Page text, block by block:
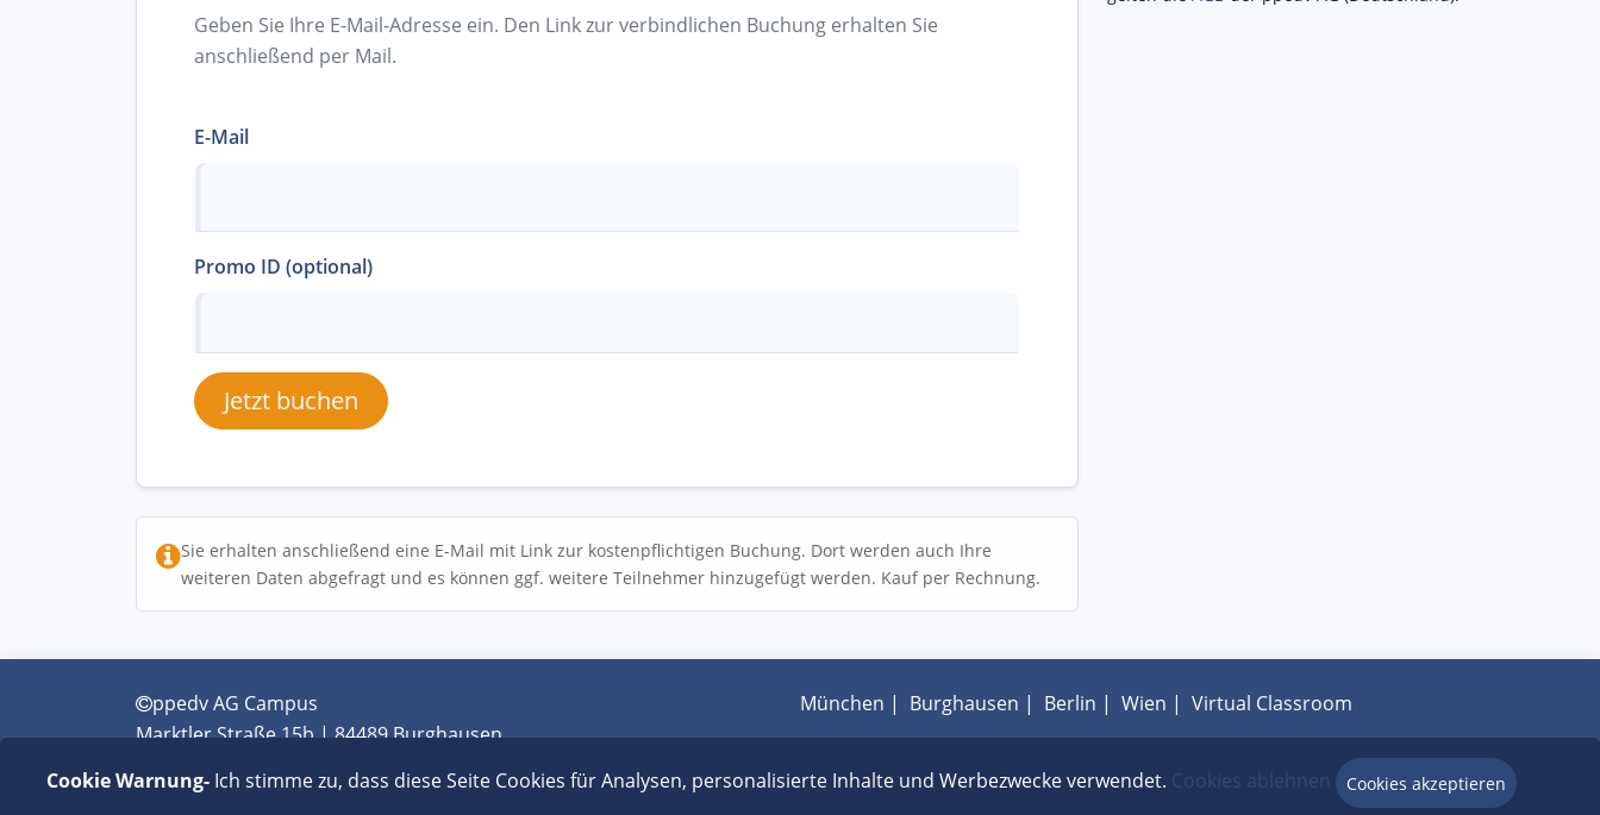
Geben Sie Ihre E-Mail-Adresse ein. Den Link zur verbindlichen Buchung erhalten Sie
anschließend per Mail.
E-Mail
Promo ID (optional)
Jetzt buchen
Sie erhalten anschließend eine E-Mail mit Link zur kostenpflichtigen Buchung. Dort werden auch Ihre
weiteren Daten abgefragt und es können ggf. weitere Teilnehmer hinzugefügt werden. Kauf per Rechnung.
ppedv AG Campus
Marktler Straße 15b | 84489 Burghausen
München | Burghausen | Berlin | Wien | Virtual Classroom
Cookie Warnung-Ich stimme zu, dass diese Seite Cookies für Analysen, personalisierte Inhalte und Werbezwecke verwendet. Cookies ablehnen Cookies akzeptieren
Beratung via Chat